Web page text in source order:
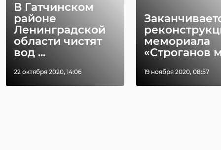
В Гатчинском
районе
Ленинградской
области чистят
вод ...
22 октября 2020, 14:06
мемориала
«Строганов
19 ноября 2020, 08:57